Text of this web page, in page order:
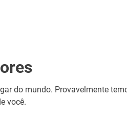
do mundo. Provavelmente
você.